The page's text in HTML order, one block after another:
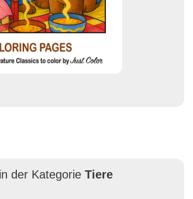
der KategorieTiere